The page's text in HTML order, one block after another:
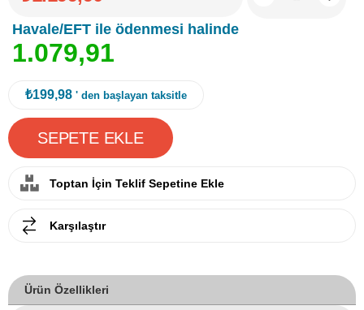
Havale/EFT ile ödenmesi halinde
1.079,91
₺199,98 ' den başlayan taksitle
Toptan İçin Teklif Sepetine Ekle
Karşılaştır
Ürün Özellikleri